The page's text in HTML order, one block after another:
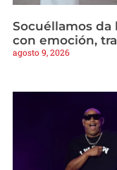
Socuéllamos da
con emoción,
agosto 9, 2026